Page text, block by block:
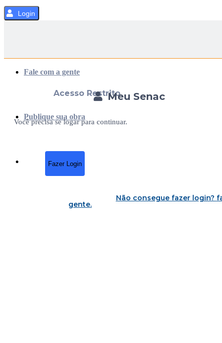
Fale com a gente
Publique sua obra
Login
Meu Senac
Acesso Restrito
Você precisa se logar para continuar.
Fazer Login
Não consegue fazer login?
gente.